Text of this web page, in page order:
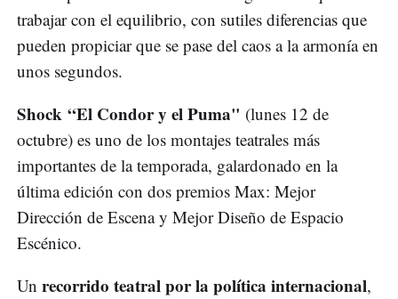
trabajar con el equilibrio, con sutiles diferencias que
pueden propiciar que se pase del caos a la armonía en
unos segundos.
Shock “El Condor y el Puma" (lunes 12 de
octubre) es uno de los montajes teatrales más
importantes de la temporada, galardonado en la
última edición con dos premios Max: Mejor
Dirección de Escena y Mejor Diseño de Espacio
Escénico.
Un recorrido teatral por la política internacional,